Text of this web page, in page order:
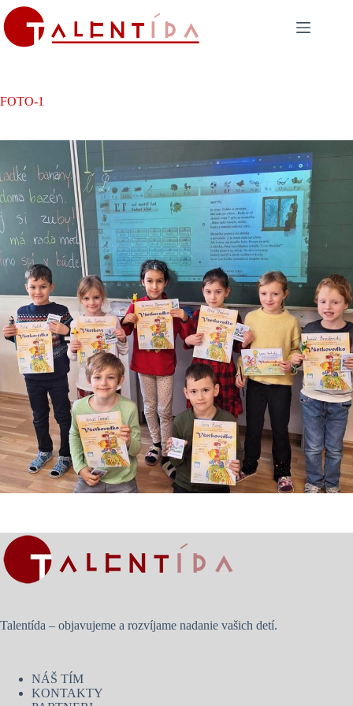
Skip
to
content
FOTO-1
Talentída – objavujeme a rozvíjame nadanie vašich detí.
NÁŠ TÍM
KONTAKTY